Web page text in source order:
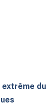
extrême du